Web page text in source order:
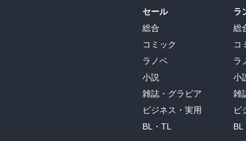
セール
総合
コミック
ラノベ
小説
雑誌・グラビア
ビジネス・実用
BL・TL
ラ
総
コ
ラ
小
雑
ビ
BL